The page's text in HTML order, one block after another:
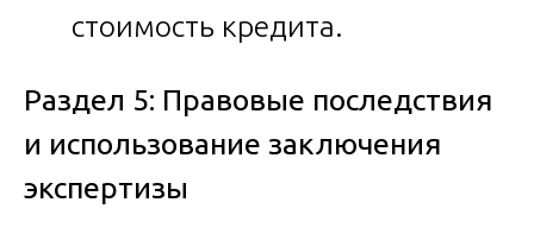
стоимость кредита.
Раздел 5: Правовые последствия
и использование заключения
экспертизы